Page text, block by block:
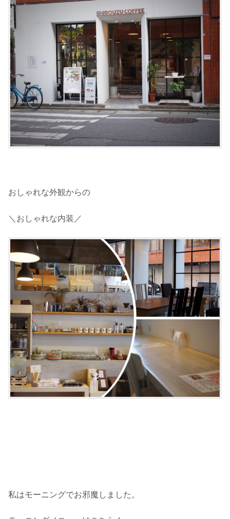
おしゃれな外観からの
＼おしゃれな内装／
私はモーニングでお邪魔しました。